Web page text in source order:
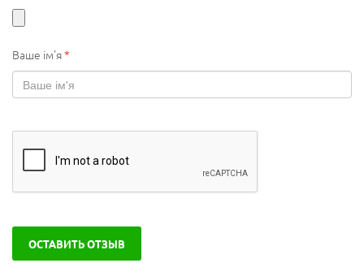
Ваше ім'я*
ОСТАВИТЬ ОТЗЫВ